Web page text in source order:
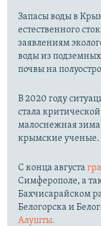
Запасы воды в
естественного
заявлениям
воды из
почвы на
В 2020 году
стала
малоснежная зима
крымские ученые.
С конца августа
Симферополе, а
Бахчисарайском
Белогорска и
Алушты.